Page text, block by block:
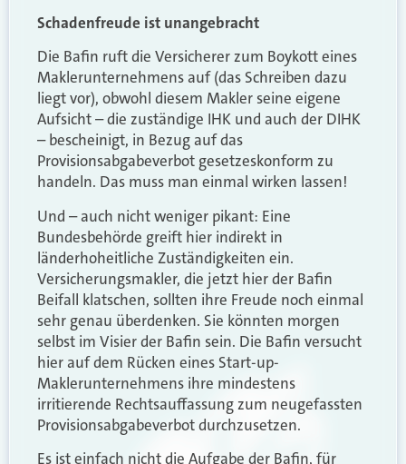
Schadenfreude ist unangebracht
Die Bafin ruft die Versicherer zum Boykott eines
Maklerunternehmens auf (das Schreiben dazu
liegt vor), obwohl diesem Makler seine eigene
Aufsicht – die zuständige IHK und auch der DIHK
– bescheinigt, in Bezug auf das
Provisionsabgabeverbot gesetzeskonform zu
handeln. Das muss man einmal wirken lassen!
Und – auch nicht weniger pikant: Eine
Bundesbehörde greift hier indirekt in
länderhoheitliche Zuständigkeiten ein.
Versicherungsmakler, die jetzt hier der Bafin
Beifall klatschen, sollten ihre Freude noch einmal
sehr genau überdenken. Sie könnten morgen
selbst im Visier der Bafin sein. Die Bafin versucht
hier auf dem Rücken eines Start-up-
Maklerunternehmens ihre mindestens
irritierende Rechtsauffassung zum neugefassten
Provisionsabgabeverbot durchzusetzen.
Es ist einfach nicht die Aufgabe der Bafin, für